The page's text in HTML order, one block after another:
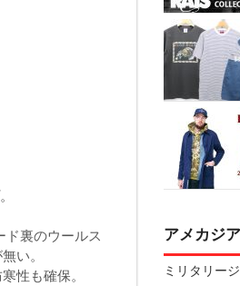
ド裏のウールス
い。
性も確保。
アメカジ
ミリタリー